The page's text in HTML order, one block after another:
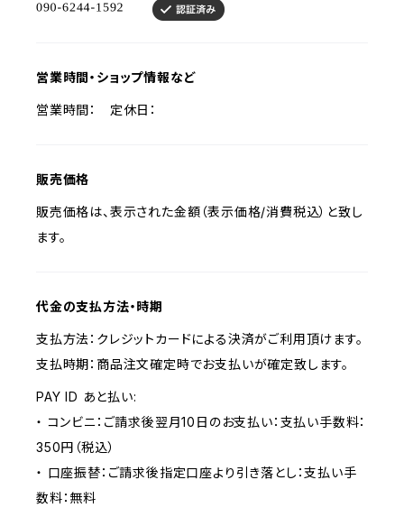
営業時間・ショップ情報など
営業時間： 定休日：
販売価格
販売価格は、表示された金額（表示価格/消費税込）と致し
ます。
代金の支払方法・時期
支払方法：クレジットカードによる決済がご利用頂けます。
支払時期：商品注文確定時でお支払いが確定致します。
PAY ID あと払い:
・ コンビニ：ご請求後翌月10日のお支払い：支払い手数料：
350円（税込）
・ 口座振替：ご請求後指定口座より引き落とし：支払い手
数料：無料